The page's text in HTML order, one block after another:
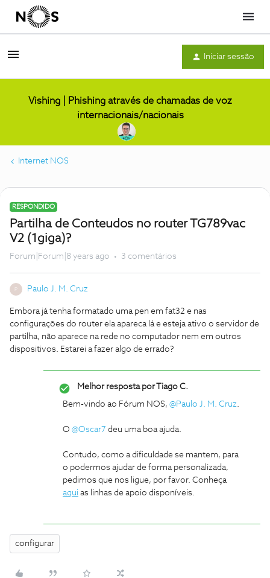
Menu
Iniciar sessão
Vishing | Phishing através de chamadas de voz
internacionais/nacionais
Internet NOS
RESPONDIDO
Partilha de Conteudos no router TG789vac
V2 (1giga)?
Forum|Forum|8 years ago 3 comentários
Paulo J. M. Cruz
Embora já tenha formatado uma pen em fat32 e nas
configurações do router ela apareca lá e esteja ativo o servidor de
partilha, não aparece na rede no computador nem em outros
dispositivos. Estarei a fazer algo de errado?
Melhor resposta porTiago C.
Bem-vindo ao Fórum NOS, @Paulo J. M. Cruz.
O @Oscar7 deu uma boa ajuda.
Contudo, como a dificuldade se mantem, para
o podermos ajudar de forma personalizada,
pedimos que nos ligue, por favor. Conheça
aqui as linhas de apoio disponíveis.
configurar